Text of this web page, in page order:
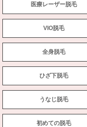
医療レーザー脱毛
VIO脱毛
全身脱毛
ひざ下脱毛
うなじ脱毛
初めての脱毛